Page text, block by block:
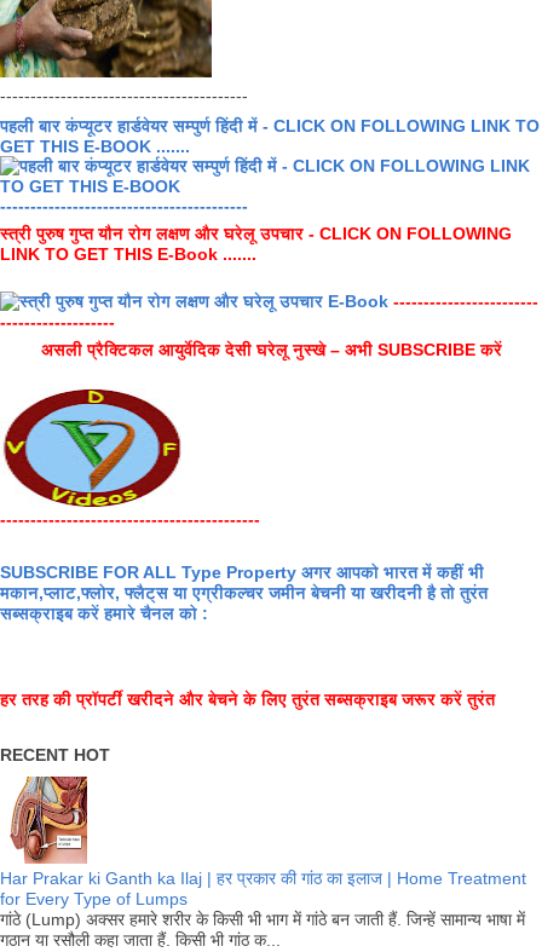
-----------------------------------------
पहली बार कंप्यूटर हार्डवेयर सम्पुर्ण हिंदी में - CLICK ON FOLLOWING LINK TO
GET THIS E-BOOK .......
-----------------------------------------
स्त्री पुरुष गुप्त यौन रोग लक्षण और घरेलू उपचार - CLICK ON FOLLOWING
LINK TO GET THIS E-Book .......
------------------------
-------------------
असली प्रैक्टिकल आयुर्वेदिक देसी घरेलू नुस्खे – अभी SUBSCRIBE करें
-------------------------------------------
SUBSCRIBE FOR ALL Type Property अगर आपको भारत में कहीं भी
मकान,प्लाट,फ्लोर, फ्लैट्स या एग्रीकल्चर जमीन बेचनी या खरीदनी है तो तुरंत
सब्सक्राइब करें हमारे चैनल को :
हर तरह की प्रॉपर्टी खरीदने और बेचने के लिए तुरंत सब्सक्राइब जरूर करें तुरंत
RECENT HOT
Har Prakar ki Ganth ka Ilaj | हर प्रकार की गांठ का इलाज | Home Treatment
for Every Type of Lumps
गांठे (Lump) अक्सर हमारे शरीर के किसी भी भाग में गांठे बन जाती हैं. जिन्हें सामान्य भाषा में
गठान या रसौली कहा जाता हैं. किसी भी गांठ क...